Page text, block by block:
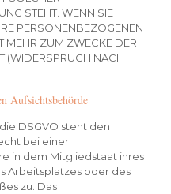
STEHT. WENN SIE
PERSONENBEZOGENEN
MEHR ZUM ZWECKE DER
(WIDERSPRUCH NACH
Aufsichts­behörde
DSGVO steht den
bei einer
in dem Mitgliedstaat ihres
Arbeitsplatzes oder des
zu. Das